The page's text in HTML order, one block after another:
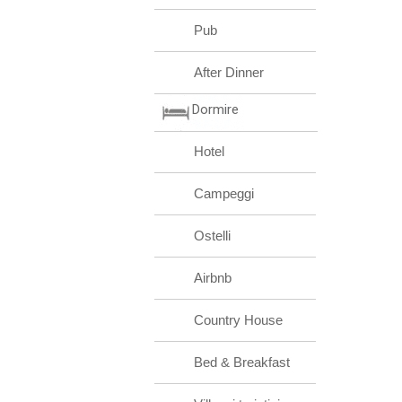
Pub
After Dinner
Dormire
Hotel
Campeggi
Ostelli
Airbnb
Country House
Bed & Breakfast